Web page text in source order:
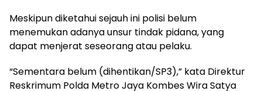
Meskipun diketahui sejauh ini polisi belum
menemukan adanya unsur tindak pidana, yang
dapat menjerat seseorang atau pelaku.
“Sementara belum (dihentikan/SP3),” kata Direktur
Reskrimum Polda Metro Jaya Kombes Wira Satya